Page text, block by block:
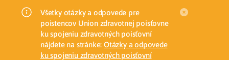
Všetky otázky a odpovede pre
poistencov Union zdravotnej poisťovne
ku spojeniu zdravotných poisťovní
nájdete na stránke: Otázky a odpovede
ku spojeniu zdravotných poisťovní